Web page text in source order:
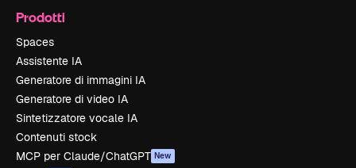
Prodotti
Spaces
Assistente IA
Generatore di immagini IA
Generatore di video IA
Sintetizzatore vocale IA
Contenuti stock
MCP per Claude/ChatGPT New